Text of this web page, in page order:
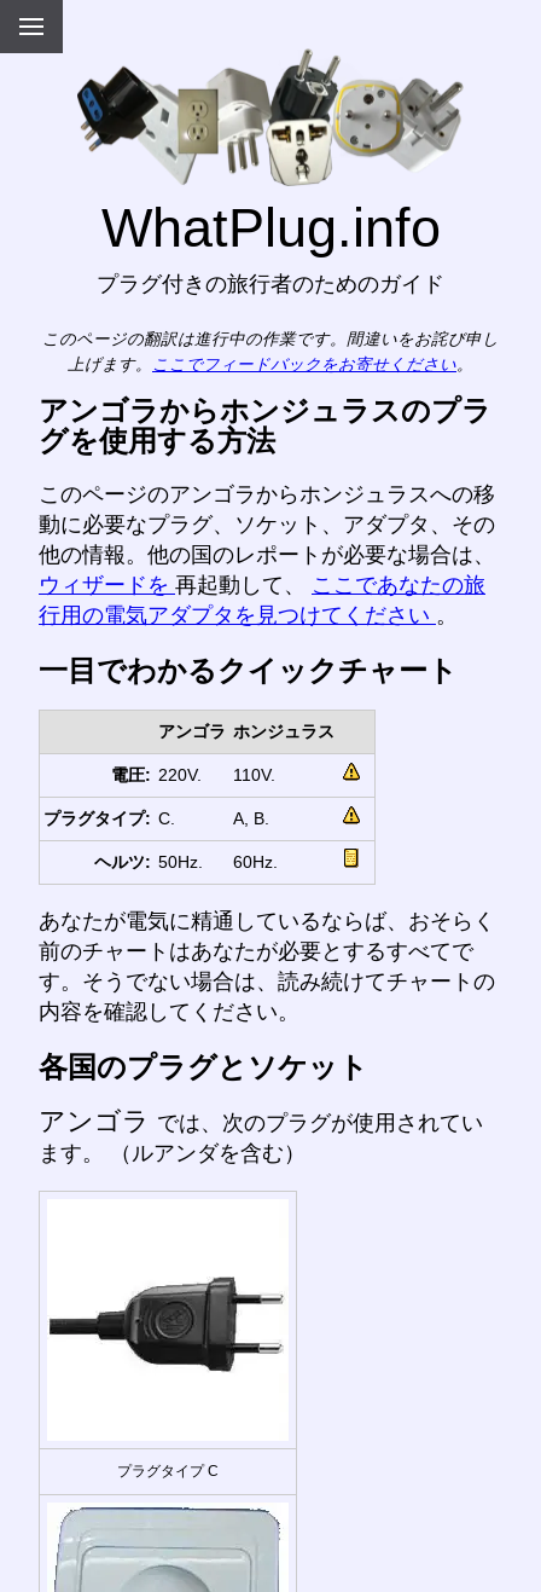
WhatPlug.info
プラグ付きの旅行者のためのガイド
このページの翻訳は進行中の作業です。間違いをお詫び申し
上げます。
ここでフィードバックをお寄せください。
アンゴラからホンジュラスのプラ
グを使用する方法
このページのアンゴラからホンジュラスへの移
動に必要なプラグ、ソケット、アダプタ、その
他の情報。他の国のレポートが必要な場合は、
ウィザードを 再起動して、 ここであなたの旅
行用の電気アダプタを見つけてください 。
一目でわかるクイックチャート
アンゴラ ホンジュラス
電圧: 220V. 110V.
プラグタイプ: C. A, B.
ヘルツ: 50Hz. 60Hz.
あなたが電気に精通しているならば、おそらく
前のチャートはあなたが必要とするすべてで
す。そうでない場合は、読み続けてチャートの
内容を確認してください。
各国のプラグとソケット
アンゴラ では、次のプラグが使用されてい
ます。 （ルアンダを含む）
プラグタイプ C